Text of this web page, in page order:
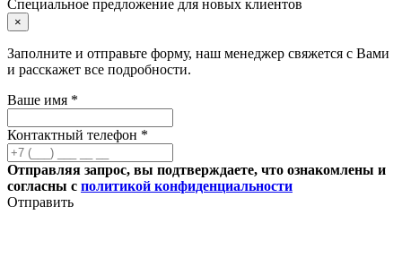
Специальное предложение для новых клиентов
×
Заполните и отправьте форму, наш менеджер свяжется с Вами
и расскажет все подробности.
Ваше имя *
Контактный телефон *
Отправляя запрос, вы подтверждаете, что ознакомлены и
согласны с политикой конфиденциальности
Отправить